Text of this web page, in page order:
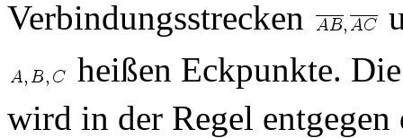
Verbindungsstrecken
heißen Eckpunkte.
wird in der Regel